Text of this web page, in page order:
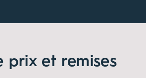
prix et remises